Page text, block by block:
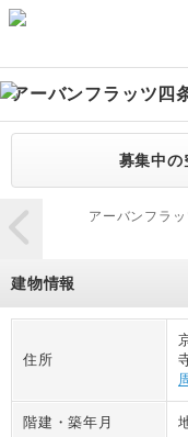
アーバンフラッツ四
募集中の
アーバンフラ
建物情報
住所
階建・築年月